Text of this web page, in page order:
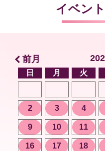
イベン
日 月 火
2 3 4
9 10 11
16 17 18
前月